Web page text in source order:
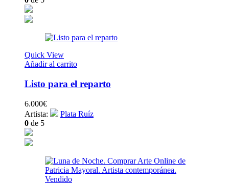
Quick View
Añadir al carrito
Listo para el reparto
6.000€
Artista:
Plata Ruíz
0 de 5
Vendido